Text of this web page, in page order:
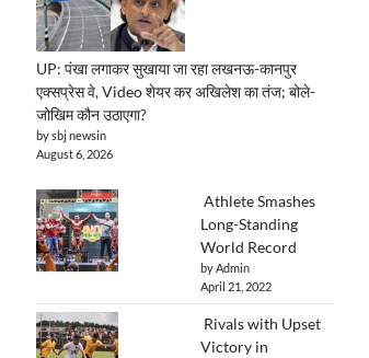
UP: पंखा लगाकर सुखाया जा रहा लखनऊ-कानपुर
एक्सप्रेस वे, Video शेयर कर अखिलेश का तंज; बोले-
जोखिम कौन उठाएगा?
by sbj newsin
August 6, 2026
Athlete Smashes
Long-Standing
World Record
by Admin
April 21, 2022
Rivals with Upset
Victory in